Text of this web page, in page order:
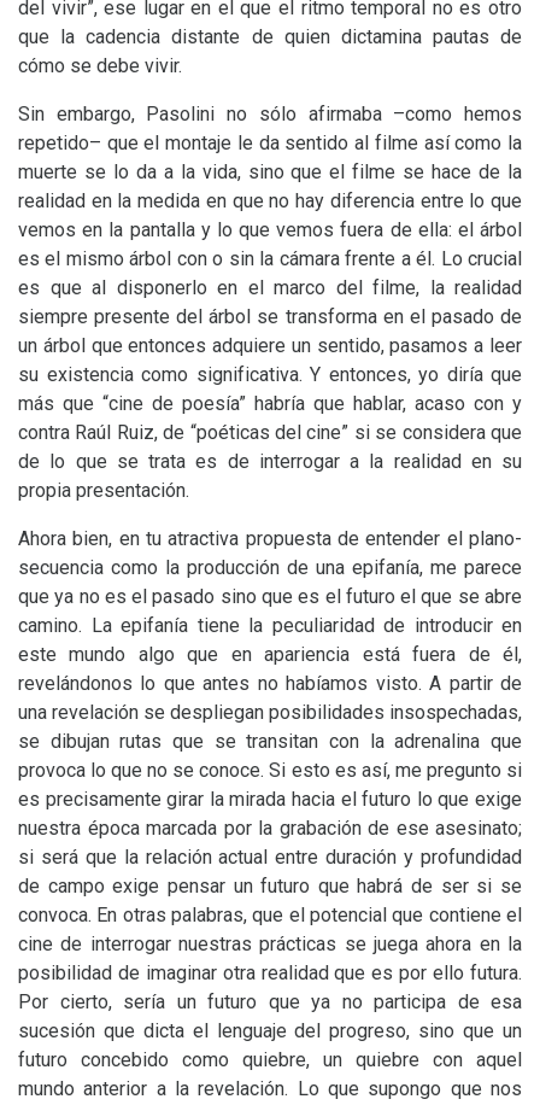
del vivir”, ese lugar en el que el ritmo temporal no es otro
que la cadencia distante de quien dictamina pautas de
cómo se debe vivir.
Sin embargo, Pasolini no sólo afirmaba –como hemos
repetido– que el montaje le da sentido al filme así como la
muerte se lo da a la vida, sino que el filme se hace de la
realidad en la medida en que no hay diferencia entre lo que
vemos en la pantalla y lo que vemos fuera de ella: el árbol
es el mismo árbol con o sin la cámara frente a él. Lo crucial
es que al disponerlo en el marco del filme, la realidad
siempre presente del árbol se transforma en el pasado de
un árbol que entonces adquiere un sentido, pasamos a leer
su existencia como significativa. Y entonces, yo diría que
más que “cine de poesía” habría que hablar, acaso con y
contra Raúl Ruiz, de “poéticas del cine” si se considera que
de lo que se trata es de interrogar a la realidad en su
propia presentación.
Ahora bien, en tu atractiva propuesta de entender el plano-
secuencia como la producción de una epifanía, me parece
que ya no es el pasado sino que es el futuro el que se abre
camino. La epifanía tiene la peculiaridad de introducir en
este mundo algo que en apariencia está fuera de él,
revelándonos lo que antes no habíamos visto. A partir de
una revelación se despliegan posibilidades insospechadas,
se dibujan rutas que se transitan con la adrenalina que
provoca lo que no se conoce. Si esto es así, me pregunto si
es precisamente girar la mirada hacia el futuro lo que exige
nuestra época marcada por la grabación de ese asesinato;
si será que la relación actual entre duración y profundidad
de campo exige pensar un futuro que habrá de ser si se
convoca. En otras palabras, que el potencial que contiene el
cine de interrogar nuestras prácticas se juega ahora en la
posibilidad de imaginar otra realidad que es por ello futura.
Por cierto, sería un futuro que ya no participa de esa
sucesión que dicta el lenguaje del progreso, sino que un
futuro concebido como quiebre, un quiebre con aquel
mundo anterior a la revelación. Lo que supongo que nos